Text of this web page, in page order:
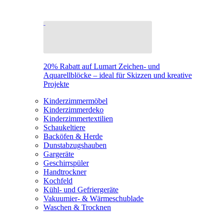
20% Rabatt auf Lumart Zeichen- und
Aquarellblöcke – ideal für Skizzen und kreative
Projekte
Kinderzimmermöbel
Kinderzimmerdeko
Kinderzimmertextilien
Schaukeltiere
Backöfen & Herde
Dunstabzugshauben
Gargeräte
Geschirrspüler
Handtrockner
Kochfeld
Kühl- und Gefriergeräte
Vakuumier- & Wärmeschublade
Waschen & Trocknen